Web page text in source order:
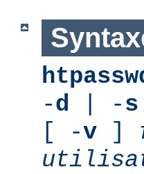
-d | -s
[ -v ]